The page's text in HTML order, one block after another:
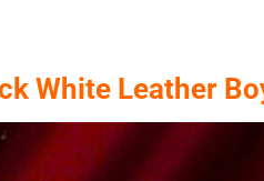
White Leather